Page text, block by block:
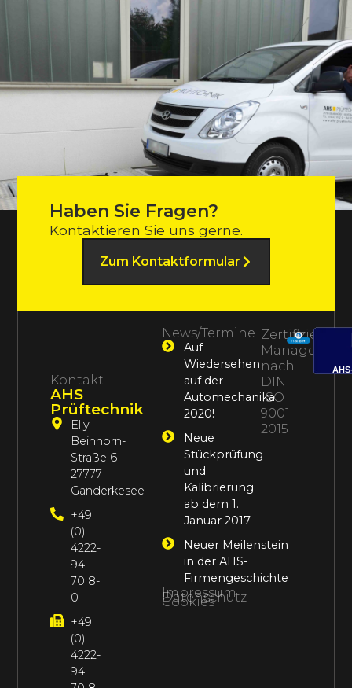
Haben Sie Fragen?
Kontaktieren Sie uns gerne.
Zum Kontaktformular
News/Termine
Auf
Wiedersehen
auf der
Automechanika
2020!
Neue
Stückprüfung
und
Kalibrierung
ab dem 1.
Januar 2017
Neuer Meilenstein
in der AHS-
Firmengeschichte
Impressum
Datenschutz
Cookies
Kontakt
AHS
Prüftechnik
Elly-
Beinhorn-
Straße 6
27777
Ganderkesee
+49
(0)
4222-
94
70 8-
0
+49
(0)
4222-
94
Zertifiziertes
nach
DIN
ISO
9001-
2015